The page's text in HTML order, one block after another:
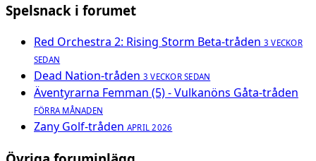
Spelsnack i forumet
Red Orchestra 2: Rising Storm Beta-tråden 3 VECKOR
SEDAN
Dead Nation-tråden 3 VECKOR SEDAN
Äventyrarna Femman (5) - Vulkanöns Gåta-tråden
FÖRRA MÅNADEN
Zany Golf-tråden APRIL 2026